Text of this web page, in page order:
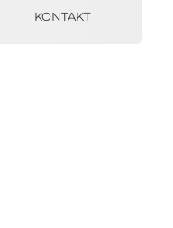
KONTAKT